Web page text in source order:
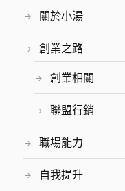
關於小湯
創業之路
創業相關
聯盟行銷
職場能力
自我提升